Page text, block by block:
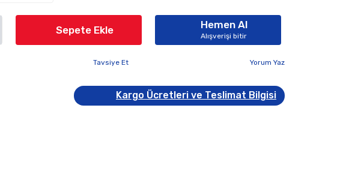
Sepete Ekle Hemen Al
Alışverişi bitir
Tavsiye Et Yorum Yaz
Kargo Ücretleri ve Teslimat Bilgisi